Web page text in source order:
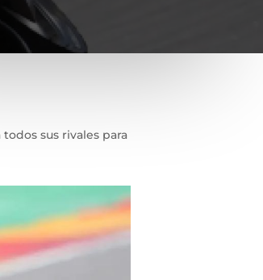
sus rivales para